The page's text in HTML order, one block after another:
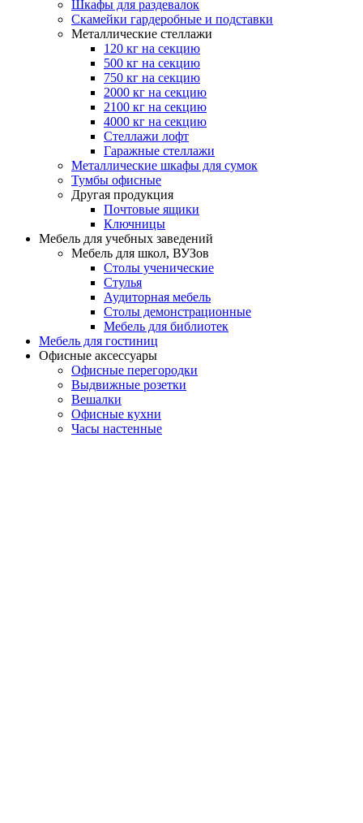
Шкафы для раздевалок
Скамейки гардеробные и подставки
Металлические стеллажи
120 кг на секцию
500 кг на секцию
750 кг на секцию
2000 кг на секцию
2100 кг на секцию
4000 кг на секцию
Стеллажи лофт
Гаражные стеллажи
Металлические шкафы для сумок
Тумбы офисные
Другая продукция
Почтовые ящики
Ключницы
Мебель для учебных заведений
Мебель для школ, ВУЗов
Столы ученические
Стулья
Аудиторная мебель
Столы демонстрационные
Мебель для библиотек
Мебель для гостиниц
Офисные аксессуары
Офисные перегородки
Выдвижные розетки
Вешалки
Офисные кухни
Часы настенные